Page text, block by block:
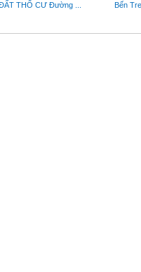
THỔ CƯ Đường ... Bến Tre